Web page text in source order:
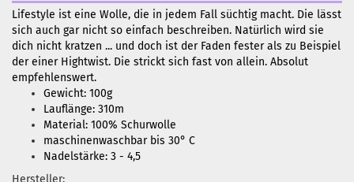
Lifestyle ist eine Wolle, die in jedem Fall süchtig macht. Die lässt
sich auch gar nicht so einfach beschreiben. Natürlich wird sie
dich nicht kratzen ... und doch ist der Faden fester als zu Beispiel
der einer Hightwist. Die strickt sich fast von allein. Absolut
empfehlenswert.
Gewicht: 100g
Lauflänge: 310m
Material: 100% Schurwolle
maschinenwaschbar bis 30° C
Nadelstärke: 3 - 4,5
Hersteller: